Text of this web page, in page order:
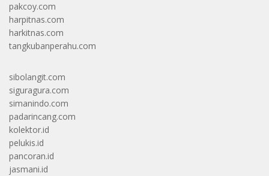
pakcoy.com
harpitnas.com
harkitnas.com
tangkubanperahu.com
sibolangit.com
siguragura.com
simanindo.com
padarincang.com
kolektor.id
pelukis.id
pancoran.id
jasmani.id